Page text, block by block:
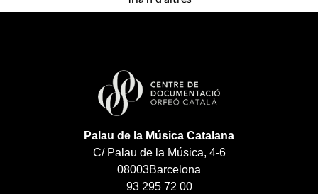
Palau de la Música Catalana
C/ Palau de la Música, 4-6
08003Barcelona
93 295 72 00